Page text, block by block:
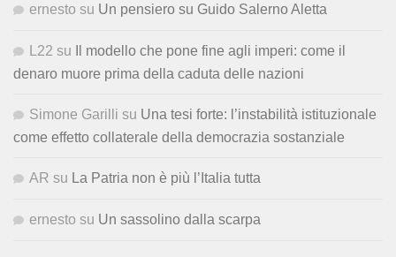
ernesto su Un pensiero su Guido Salerno Aletta
L22 su
Il modello che pone fine agli imperi: come il
denaro muore prima della caduta delle nazioni
Simone Garilli su Una tesi forte: l’instabilità istituzionale
come effetto collaterale della democrazia sostanziale
AR su La Patria non è più l’Italia tutta
ernesto su Un sassolino dalla scarpa